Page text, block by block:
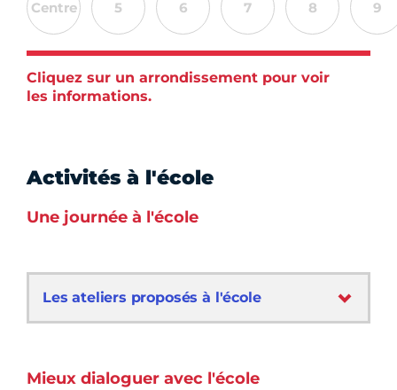
Centre 5 6 7 8 9
Cliquez sur un arrondissement pour voir
les informations.
Activités à l'école
Une journée à l'école
Les ateliers proposés à l'école
Mieux dialoguer avec l'école